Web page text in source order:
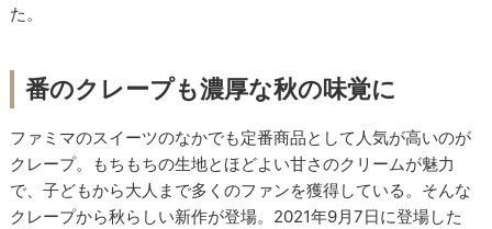
た。
番のクレープも濃厚な秋の味覚に
ファミマのスイーツのなかでも定番商品として人気が高いのが
クレープ。もちもちの生地とほどよい甘さのクリームが魅力
で、子どもから大人まで多くのファンを獲得している。そんな
クレープから秋らしい新作が登場。2021年9月7日に登場した